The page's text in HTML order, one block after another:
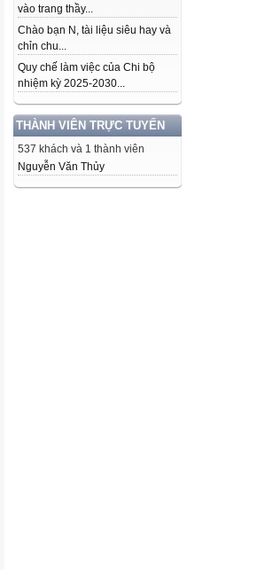
vào trang thầy...
Chào bạn N, tài liệu siêu hay và
chỉn chu...
Quy chế làm việc của Chi bộ
nhiệm kỳ 2025-2030...
THÀNH VIÊN TRỰC TUYẾN
537 khách và 1 thành viên
Nguyễn Văn Thủy